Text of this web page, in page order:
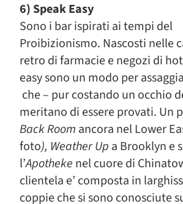
6) Speak Easy
Sono i bar ispirati ai tempi del
Proibizionismo. Nascosti nelle
retro di farmacie e negozi di
easy sono un modo per
che – pur costando un occhio
meritano di essere provati. Un
Back Room ancora nel Lower
foto), Weather Up a Brooklyn e
l’Apotheke nel cuore di
clientela e’ composta in
coppie che si sono conosciute